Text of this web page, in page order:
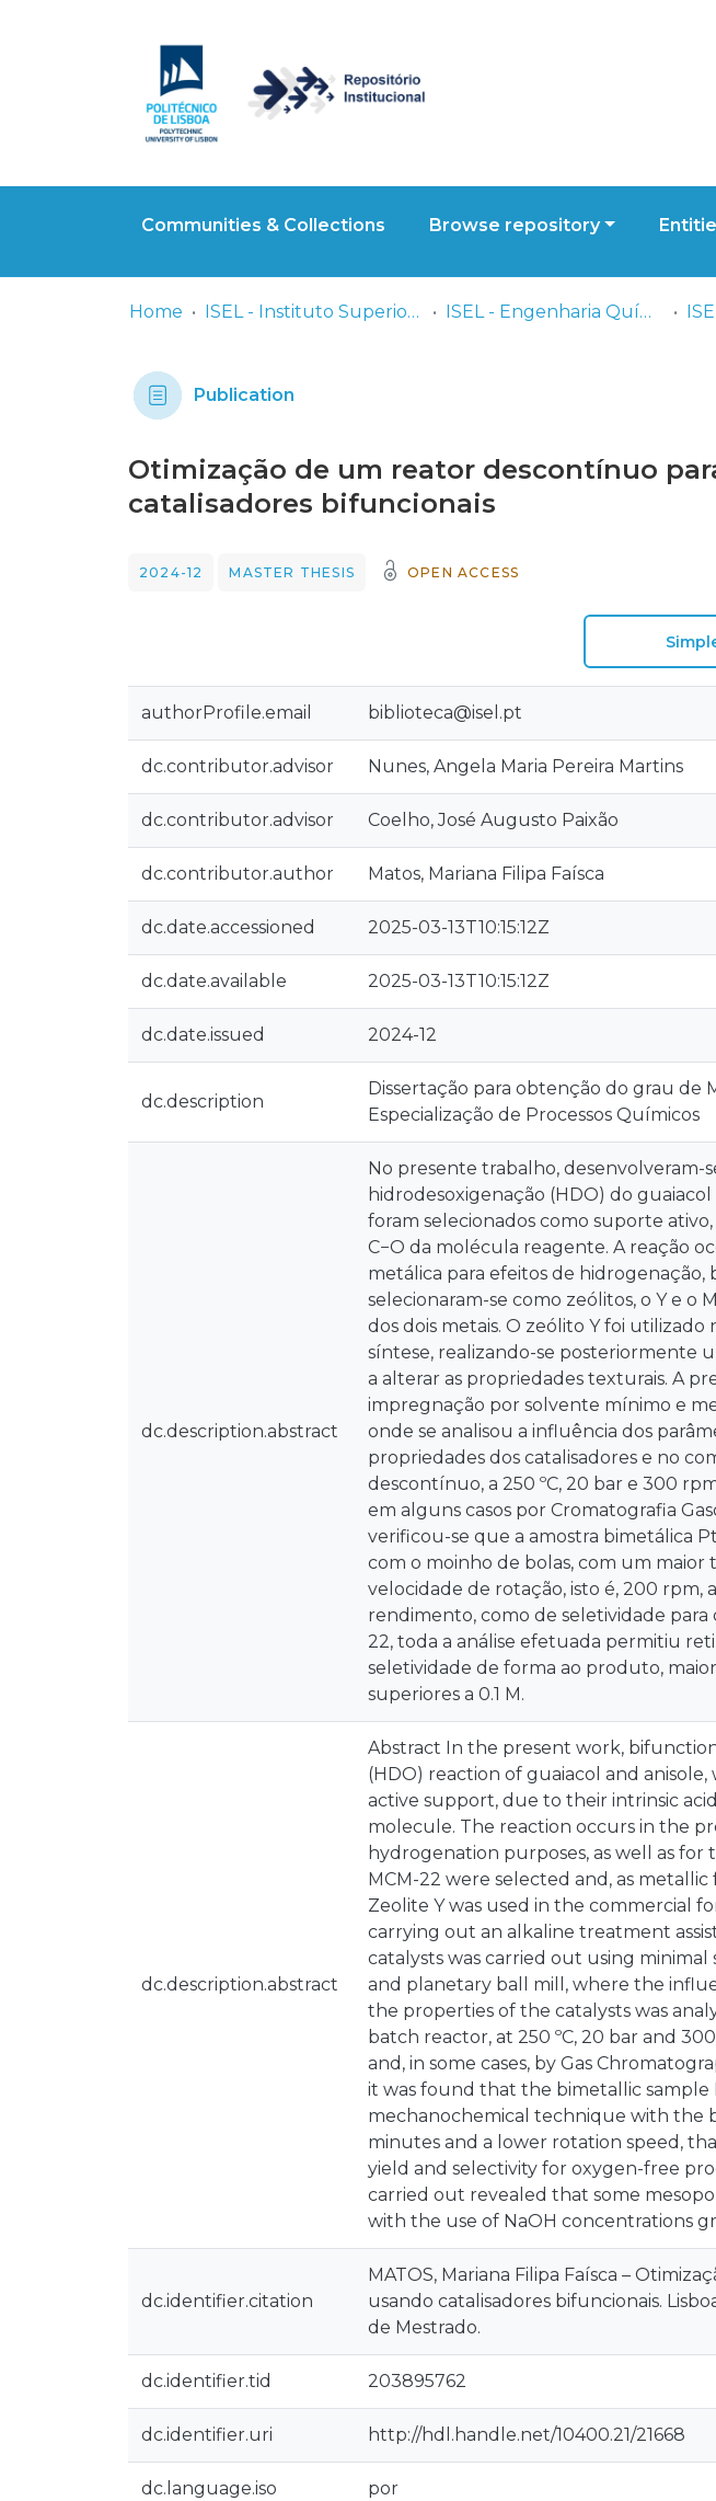
Communities & Collections Browse repository
Home ISEL - Instituto Superior de Engenharia de Lisboa ISEL - Engenharia Química e Biológica
Publication
Otimização de um reator descontínuo
catalisadores bifuncionais
2024-12 MASTER THESIS OPEN ACCESS
authorProfile.email biblioteca@isel.pt
dc.contributor.advisor Nunes, Angela Maria Pereira Martins
dc.contributor.advisor Coelho, José Augusto Paixão
dc.contributor.author Matos, Mariana Filipa Faísca
dc.date.accessioned 2025-03-13T10:15:12Z
dc.date.available 2025-03-13T10:15:12Z
dc.date.issued 2024-12
dc.description
Dissertação para obtenção do grau de
Especialização de Processos Químicos
dc.description.abstract
No presente trabalho, desenvolveram-
hidrodesoxigenação (HDO) do
foram selecionados como suporte
C−O da molécula reagente. A reação
metálica para efeitos de hidrogenação,
selecionaram-se como zeólitos, o Y e o
dos dois metais. O zeólito Y foi
síntese, realizando-se posteriormente
a alterar as propriedades texturais. A
impregnação por solvente mínimo e
onde se analisou a influência dos
propriedades dos catalisadores e no
descontínuo, a 250 ºC, 20 bar e 300
em alguns casos por Cromatografia
verificou-se que a amostra bimetálica
com o moinho de bolas, com um
velocidade de rotação, isto é, 200
rendimento, como de seletividade
22, toda a análise efetuada permitiu
seletividade de forma ao produto,
superiores a 0.1 M.
dc.description.abstract
Abstract In the present work,
(HDO) reaction of guaiacol and
active support, due to their intrinsic
molecule. The reaction occurs in the
hydrogenation purposes, as well as for
MCM-22 were selected and, as
Zeolite Y was used in the commercial
carrying out an alkaline treatment
catalysts was carried out using
and planetary ball mill, where the
the properties of the catalysts was
batch reactor, at 250 ºC, 20 bar and
and, in some cases, by Gas
it was found that the bimetallic sample
mechanochemical technique with the
minutes and a lower rotation speed,
yield and selectivity for oxygen-free
carried out revealed that some
with the use of NaOH concentrations
dc.identifier.citation
MATOS, Mariana Filipa Faísca –
usando catalisadores bifuncionais.
de Mestrado.
dc.identifier.tid 203895762
dc.identifier.uri http://hdl.handle.net/10400.21/21668
dc.language.iso por